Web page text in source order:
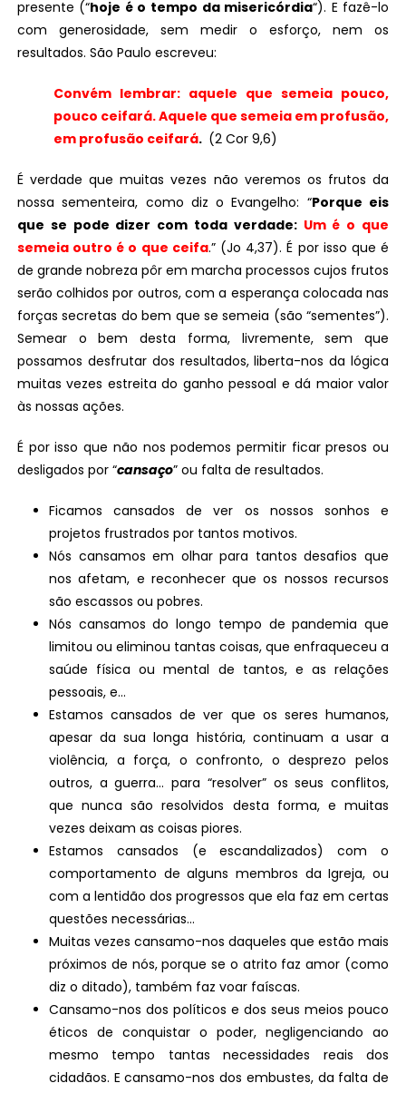
presente (“hoje é o tempo da misericórdia“). E fazê-lo
com generosidade, sem medir o esforço, nem os
resultados. São Paulo escreveu:
Convém lembrar: aquele que semeia pouco,
pouco ceifará. Aquele que semeia em profusão,
em profusão ceifará. (2 Cor 9,6)
É verdade que muitas vezes não veremos os frutos da
nossa sementeira, como diz o Evangelho: “Porque eis
que se pode dizer com toda verdade: Um é o que
semeia outro é o que ceifa.” (Jo 4,37). É por isso que é
de grande nobreza pôr em marcha processos cujos frutos
serão colhidos por outros, com a esperança colocada nas
forças secretas do bem que se semeia (são “sementes”).
Semear o bem desta forma, livremente, sem que
possamos desfrutar dos resultados, liberta-nos da lógica
muitas vezes estreita do ganho pessoal e dá maior valor
às nossas ações.
É por isso que não nos podemos permitir ficar presos ou
desligados por “cansaço” ou falta de resultados.
Ficamos cansados de ver os nossos sonhos e
projetos frustrados por tantos motivos.
Nós cansamos em olhar para tantos desafios que
nos afetam, e reconhecer que os nossos recursos
são escassos ou pobres.
Nós cansamos do longo tempo de pandemia que
limitou ou eliminou tantas coisas, que enfraqueceu a
saúde física ou mental de tantos, e as relações
pessoais, e…
Estamos cansados de ver que os seres humanos,
apesar da sua longa história, continuam a usar a
violência, a força, o confronto, o desprezo pelos
outros, a guerra… para “resolver” os seus conflitos,
que nunca são resolvidos desta forma, e muitas
vezes deixam as coisas piores.
Estamos cansados (e escandalizados) com o
comportamento de alguns membros da Igreja, ou
com a lentidão dos progressos que ela faz em certas
questões necessárias…
Muitas vezes cansamo-nos daqueles que estão mais
próximos de nós, porque se o atrito faz amor (como
diz o ditado), também faz voar faíscas.
Cansamo-nos dos políticos e dos seus meios pouco
éticos de conquistar o poder, negligenciando ao
mesmo tempo tantas necessidades reais dos
cidadãos. E cansamo-nos dos embustes, da falta de